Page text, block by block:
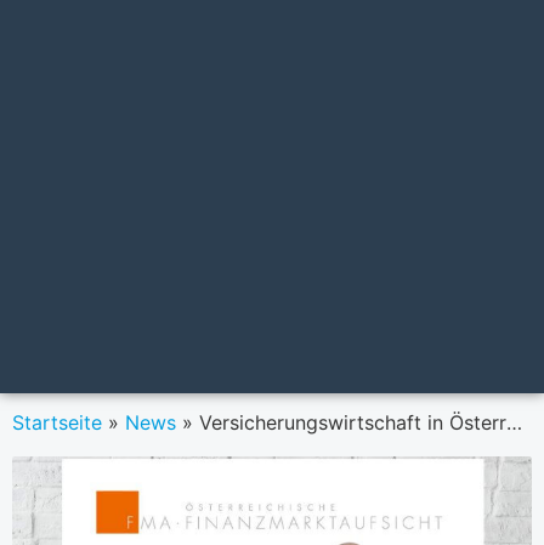
Startseite » News » Versicherungswirtschaft in Österreich: Prämienwachstum, aber Einbußen der Ertragskraft